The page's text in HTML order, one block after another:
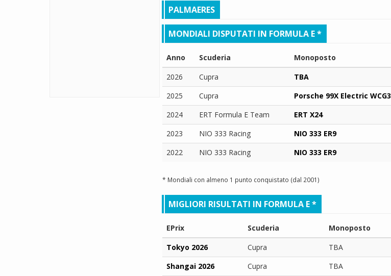
PALMAERES
MONDIALI DISPUTATI IN FORMULA E *
Anno Scuderia Monoposto
2026
Cupra TBA
2025
Cupra Porsche 99X Electric WCG3
2024
ERT Formula E Team ERT X24
2023
NIO 333 Racing NIO 333 ER9
2022
NIO 333 Racing NIO 333 ER9
* Mondiali con almeno 1 punto conquistato (dal 2001)
MIGLIORI RISULTATI IN FORMULA E *
EPrix Scuderia Monoposto
Tokyo 2026
Cupra TBA
Shangai 2026
Cupra TBA